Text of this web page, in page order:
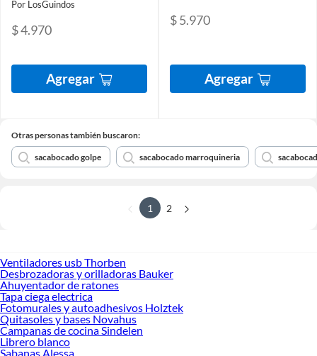
Por LosGuindos
$ 4.970
Agregar
$ 5.970
Agregar
Otras personas también buscaron:
sacabocado golpe sacabocado marroquineria
1 2
Ventiladores usb Thorben
Desbrozadoras y orilladoras Bauker
Ahuyentador de ratones
Tapa ciega electrica
Fotomurales y autoadhesivos Holztek
Quitasoles y bases Novahus
Campanas de cocina Sindelen
Librero blanco
Sabanas Alessa